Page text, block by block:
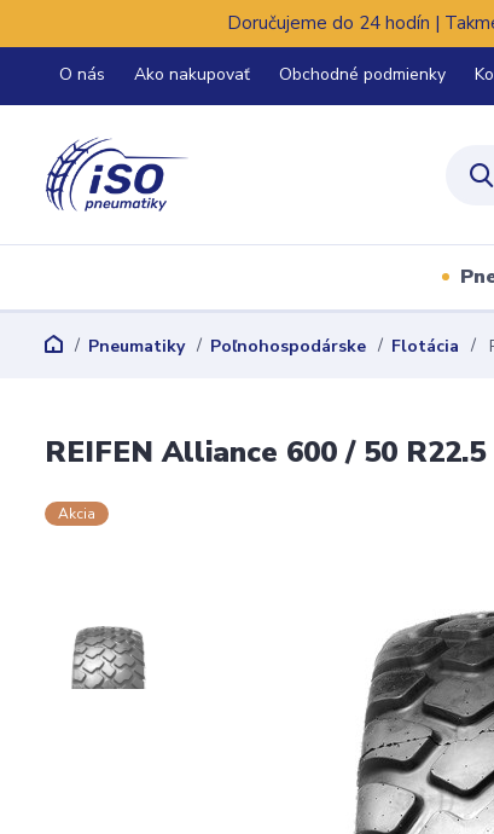
Doručujeme do 24 hodín |
O nás Ako nakupovať Obchodné podmienky
Pneumatiky Poľnohospodárske Flotácia
REIFEN Alliance 600 / 50 R22.5
Akcia